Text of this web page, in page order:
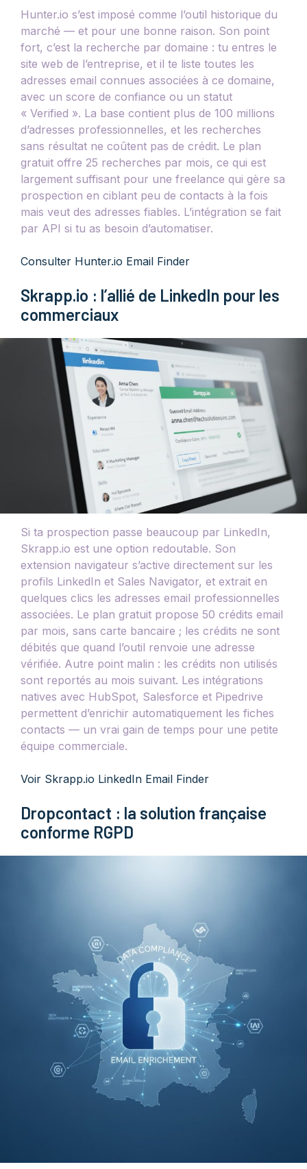
Hunter.io s’est imposé comme l’outil historique du
marché — et pour une bonne raison. Son point
fort, c’est la recherche par domaine : tu entres le
site web de l’entreprise, et il te liste toutes les
adresses email connues associées à ce domaine,
avec un score de confiance ou un statut
« Verified ». La base contient plus de 100 millions
d’adresses professionnelles, et les recherches
sans résultat ne coûtent pas de crédit. Le plan
gratuit offre 25 recherches par mois, ce qui est
largement suffisant pour une freelance qui gère sa
prospection en ciblant peu de contacts à la fois
mais veut des adresses fiables. L’intégration se fait
par API si tu as besoin d’automatiser.
Consulter Hunter.io Email Finder
Skrapp.io : l’allié de LinkedIn pour les
commerciaux
Si ta prospection passe beaucoup par LinkedIn,
Skrapp.io est une option redoutable. Son
extension navigateur s’active directement sur les
profils LinkedIn et Sales Navigator, et extrait en
quelques clics les adresses email professionnelles
associées. Le plan gratuit propose 50 crédits email
par mois, sans carte bancaire ; les crédits ne sont
débités que quand l’outil renvoie une adresse
vérifiée. Autre point malin : les crédits non utilisés
sont reportés au mois suivant. Les intégrations
natives avec HubSpot, Salesforce et Pipedrive
permettent d’enrichir automatiquement les fiches
contacts — un vrai gain de temps pour une petite
équipe commerciale.
Voir Skrapp.io LinkedIn Email Finder
Dropcontact : la solution française
conforme RGPD